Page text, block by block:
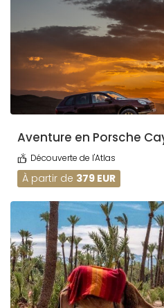
Aventure en Porsche
Découverte de l'Atlas
À partir de 379 EUR